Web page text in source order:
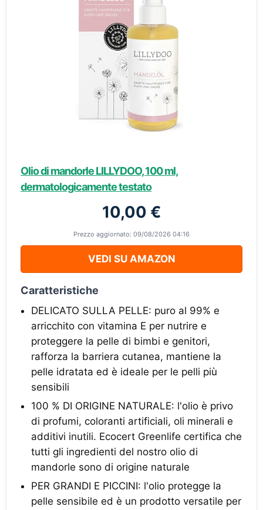
Olio di mandorle LILLYDOO, 100 ml,
dermatologicamente testato
10,00 €
Prezzo aggiornato: 09/08/2026 04:16
VEDI SU AMAZON
Caratteristiche
DELICATO SULLA PELLE: puro al 99% e
arricchito con vitamina E per nutrire e
proteggere la pelle di bimbi e genitori,
rafforza la barriera cutanea, mantiene la
pelle idratata ed è ideale per le pelli più
sensibili
100 % DI ORIGINE NATURALE: l'olio è privo
di profumi, coloranti artificiali, oli minerali e
additivi inutili. Ecocert Greenlife certifica che
tutti gli ingredienti del nostro olio di
mandorle sono di origine naturale
PER GRANDI E PICCINI: l'olio protegge la
pelle sensibile ed è un prodotto versatile per